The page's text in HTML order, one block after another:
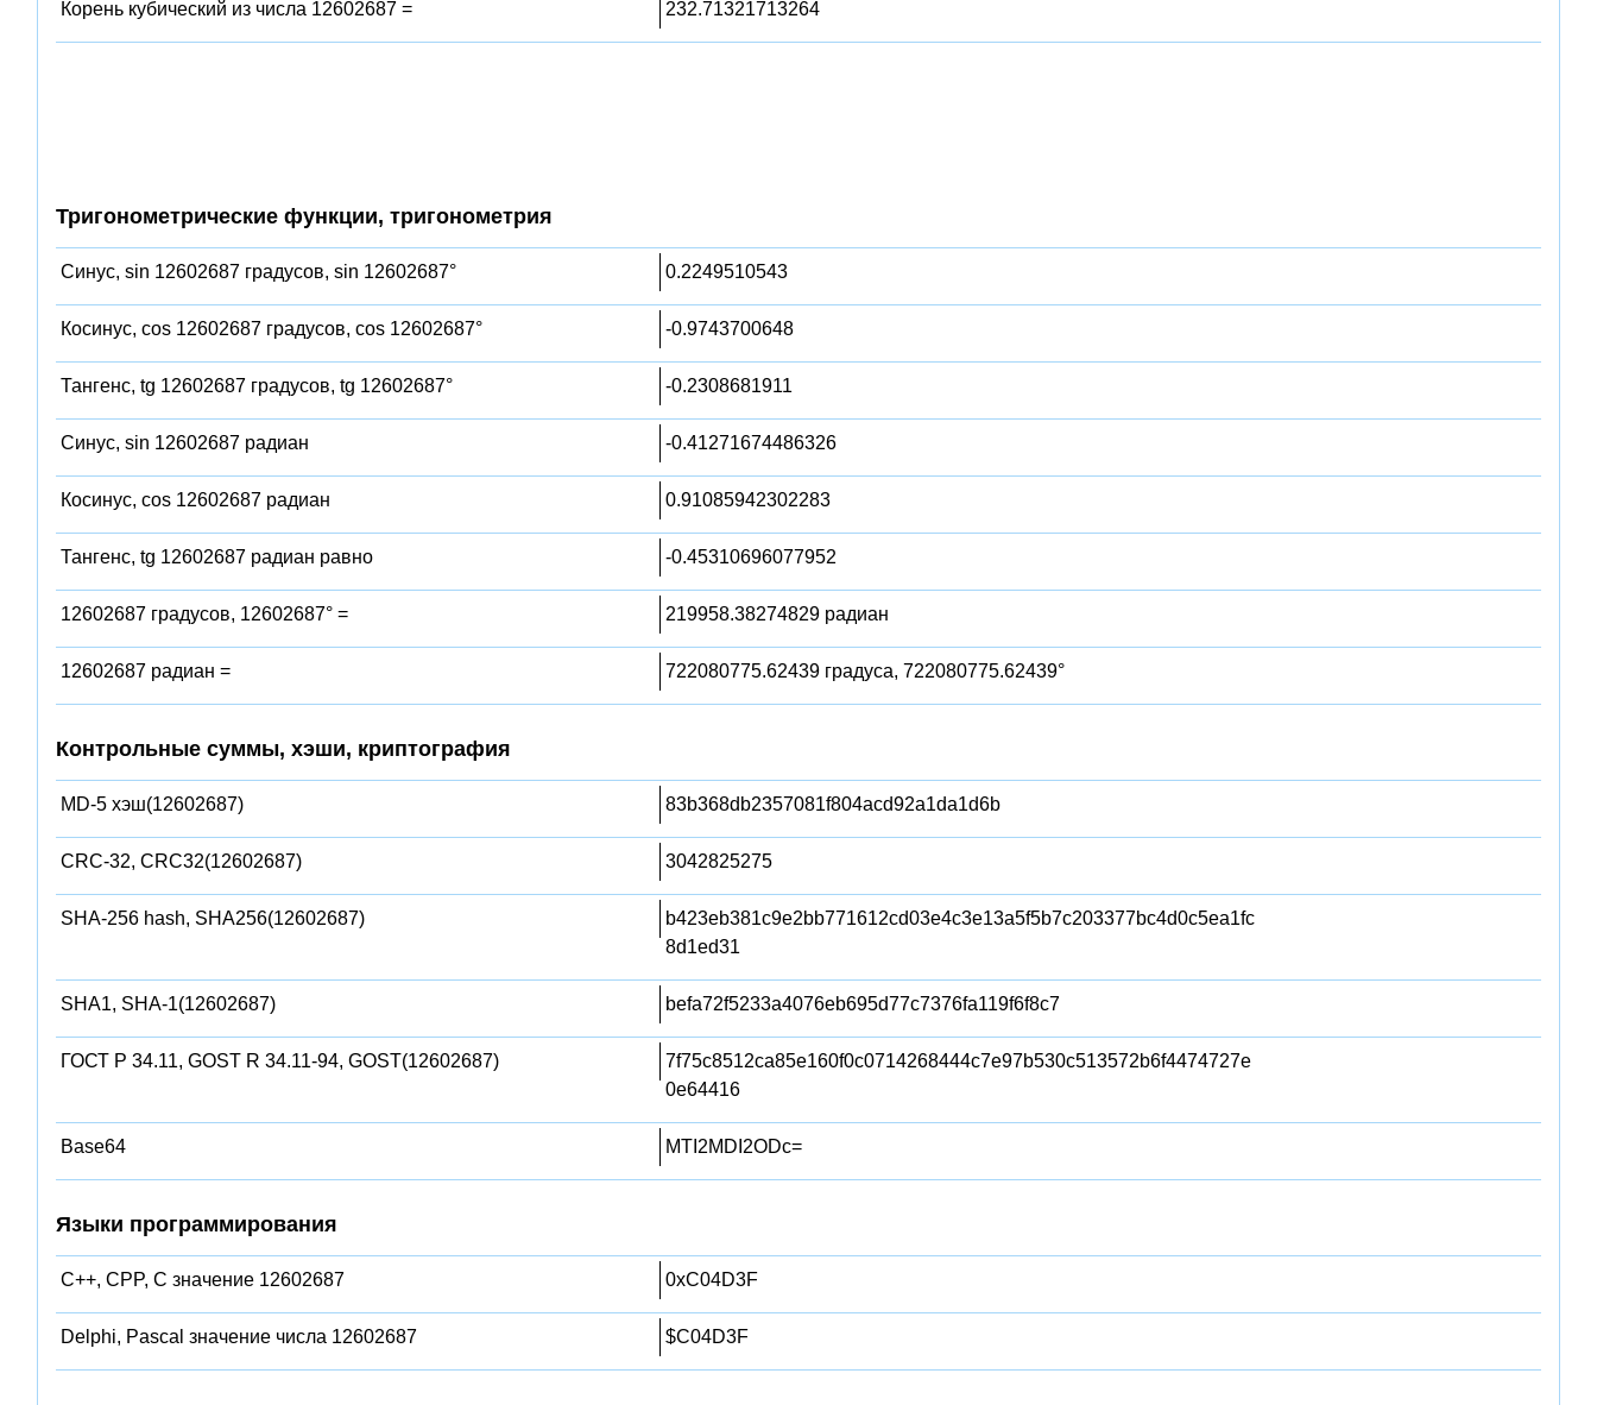
Корень кубический из числа 12602687 = 232.71321713264
Тригонометрические функции, тригонометрия
Синус, sin 12602687 градусов, sin 12602687° 0.2249510543
Косинус, cos 12602687 градусов, cos 12602687° -0.9743700648
Тангенс, tg 12602687 градусов, tg 12602687° -0.2308681911
Синус, sin 12602687 радиан -0.41271674486326
Косинус, cos 12602687 радиан 0.91085942302283
Тангенс, tg 12602687 радиан равно -0.45310696077952
12602687 градусов, 12602687° = 219958.38274829 радиан
12602687 радиан = 722080775.62439 градуса, 722080775.62439°
Контрольные суммы, хэши, криптография
MD-5 хэш(12602687) 83b368db2357081f804acd92a1da1d6b
CRC-32, CRC32(12602687) 3042825275
SHA-256 hash, SHA256(12602687)
b423eb381c9e2bb771612cd03e4c3e13a5f5b7c203377bc4d0c5ea1fc
8d1ed31
SHA1, SHA-1(12602687) befa72f5233a4076eb695d77c7376fa119f6f8c7
ГОСТ Р 34.11, GOST R 34.11-94, GOST(12602687)
7f75c8512ca85e160f0c0714268444c7e97b530c513572b6f4474727e
0e64416
Base64 MTI2MDI2ODc=
Языки программирования
C++, CPP, C значение 12602687 0xC04D3F
Delphi, Pascal значение числа 12602687 $C04D3F